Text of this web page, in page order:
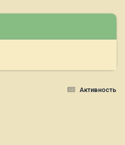
Активность